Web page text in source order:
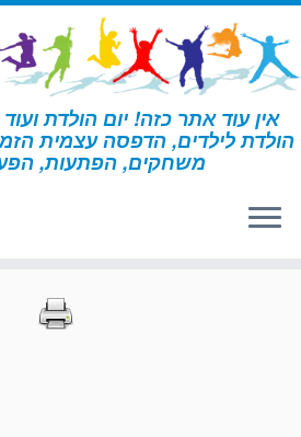
דלג
לתוכן
אין עוד אתר כזה! יום הולדת
הולדת לילדים, הדפסה עצמית
משחקים, הפתעות, דף הבית » הדפסות – קרקס » עמוד 69
הדפסות – קרקס